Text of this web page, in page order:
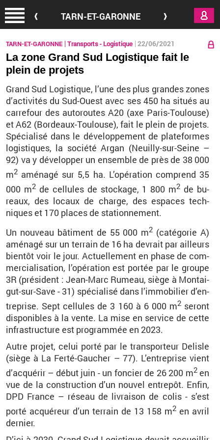
TARN-ET-GARONNE
TARN-ET-GARONNE Transports - Logistique 22/06/2021
La zone Grand Sud Logistique fait le
plein de projets
Grand Sud Lo­gis­tique, l’une des plus grandes zones
d’ac­ti­vi­tés du Sud-Ouest avec ses 450 ha si­tués au
car­re­four des au­to­routes A20 (axe Pa­ris-Tou­louse)
et A62 (Bor­deaux-Tou­louse), fait le plein de pro­jets.
Spé­cia­lisé dans le dé­ve­lop­pe­ment de pla­te­formes
lo­gis­tiques, la so­ciété Argan (Neuilly-sur-Seine –
92) va y dé­ve­lop­per un en­semble de près de 38 000
m2 amé­nagé sur 5,5 ha. L’opé­ra­tion com­prend 35
000 m2de cel­lules de sto­ckage, 1 800 m2 de bu­
reaux, des lo­caux de charge, des es­paces tech­
niques et 170 places de sta­tion­ne­ment.
Un nou­veau bâ­ti­ment de 55 000 m2 (ca­té­go­rie A)
amé­nagé sur un ter­rain de 16 ha de­vrait par ailleurs
bien­tôt voir le jour. Ac­tuel­le­ment en phase de com­
mer­cia­li­sa­tion, l’opé­ra­tion est por­tée par le groupe
3R (pré­sident : Jean-Marc Ru­meau, siège à Mon­tai­
gut-sur-Save - 31) spé­cia­lisé dans l’im­mo­bi­lier d’en­
tre­prise. Sept cel­lules de 3 160 à 6 000 m2se­ront
dis­po­nibles à la vente. La mise en ser­vice de cette
in­fra­struc­ture est pro­gram­mée en 2023.
Autre pro­jet, celui porté par le trans­por­teur De­lisle
(siège à La Ferté-Gau­cher – 77). L’en­tre­prise vient
d’ac­qué­rir – début juin - un fon­cier de 26 200 m2en
vue de la construc­tion d’un nou­vel en­tre­pôt. Enfin,
DPD France – ré­seau de li­vrai­son de colis - s’est
porté ac­qué­reur d’un ter­rain de 13 158 m2 en avril
der­nier.